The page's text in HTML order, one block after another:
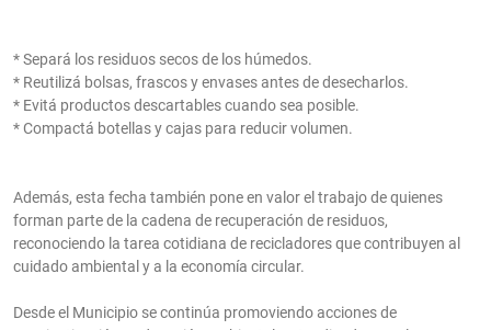
* Separá los residuos secos de los húmedos.
* Reutilizá bolsas, frascos y envases antes de desecharlos.
* Evitá productos descartables cuando sea posible.
* Compactá botellas y cajas para reducir volumen.
Además, esta fecha también pone en valor el trabajo de quienes
forman parte de la cadena de recuperación de residuos,
reconociendo la tarea cotidiana de recicladores que contribuyen al
cuidado ambiental y a la economía circular.
Desde el Municipio se continúa promoviendo acciones de